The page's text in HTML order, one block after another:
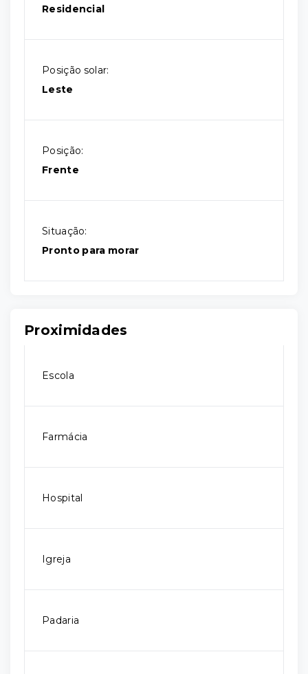
Residencial
Posição solar:
Leste
Posição:
Frente
Situação:
Pronto para morar
Proximidades
Escola
Farmácia
Hospital
Igreja
Padaria